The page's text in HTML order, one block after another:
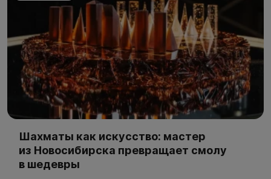
Шахматы как искусство: мастер
из Новосибирска превращает смолу
в шедевры